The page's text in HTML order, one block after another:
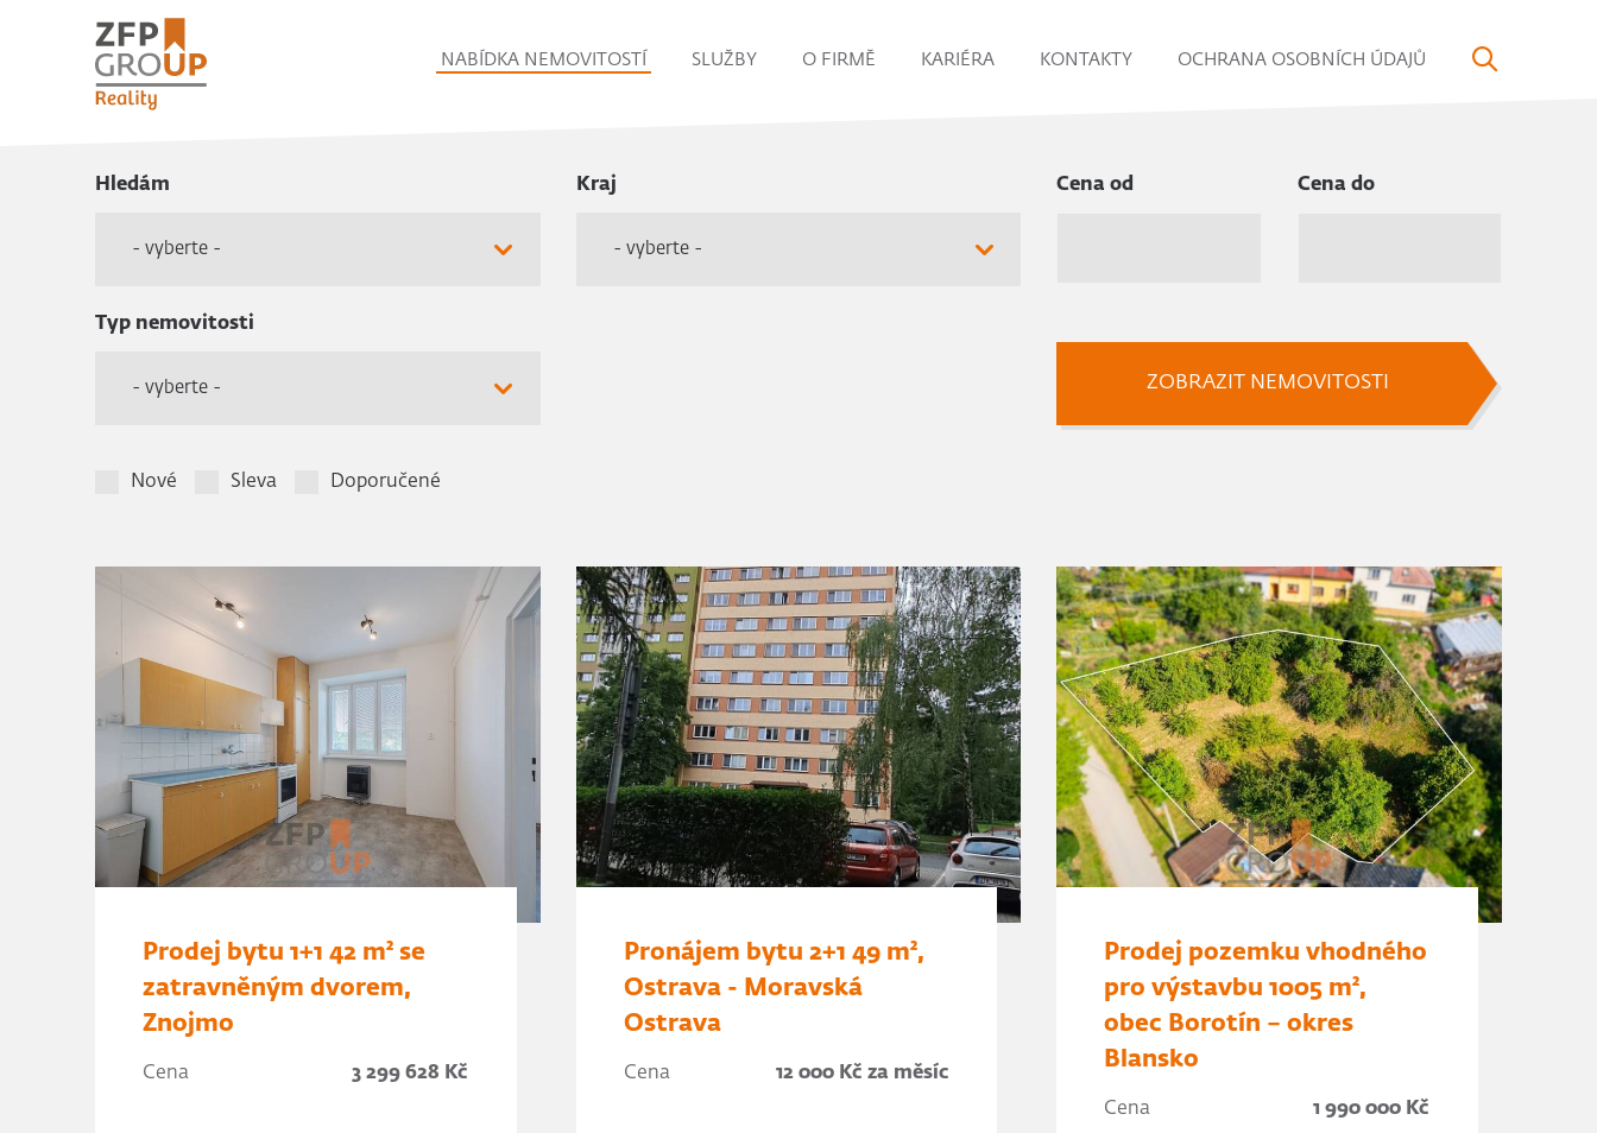
NABÍDKA NEMOVITOSTÍ SLUŽBY O FIRMĚ KARIÉRA KONTAKTY OCHRANA OSOBNÍCH ÚDAJŮ
Hledám
- vyberte -
Kraj
- vyberte -
Cena od Cena do
Typ nemovitosti
- vyberte -
Nové Sleva Doporučené
ZOBRAZIT NEMOVITOSTI
Prodej bytu 1+1 42 m² se
zatravněným dvorem,
Znojmo
Cena 3 299 628 Kč
Pronájem bytu 2+1 49 m²,
Ostrava - Moravská
Ostrava
Cena 12 000 Kč za měsíc
Prodej pozemku vhodného
pro výstavbu 1005 m²,
obec Borotín – okres
Blansko
Cena 1 990 000 Kč